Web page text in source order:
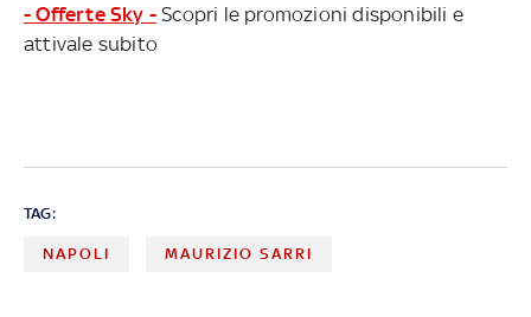
- Offerte Sky - Scopri le promozioni disponibili e
attivale subito
TAG:
NAPOLI MAURIZIO SARRI